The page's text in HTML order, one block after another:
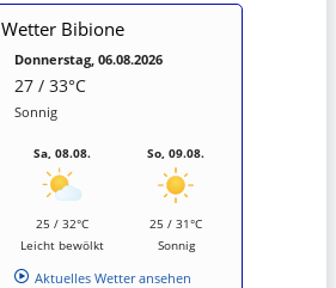
Wetter Bibione
Donnerstag, 06.08.2026
27 / 33°C
Sonnig
Sa, 08.08.
25 / 32°C
Leicht bewölkt
So, 09.08.
25 / 31°C
Sonnig
Aktuelles Wetter ansehen